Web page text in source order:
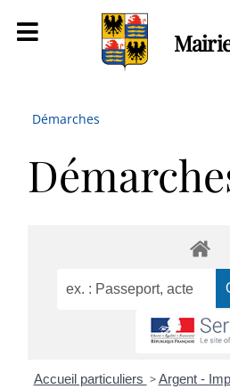
Démarches
Accueil particuliers > Argent -